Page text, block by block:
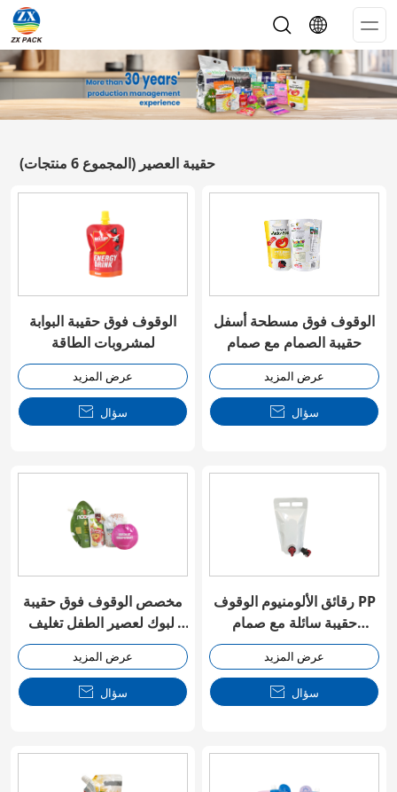
حقيبة العصير (المجموع 6 منتجات)
الوقوف فوق حقيبة البوابة
لمشروبات الطاقة
عرض المزيد
 سؤال
الوقوف فوق مسطحة أسفل
حقيبة الصمام مع صمام
عرض المزيد
 سؤال
مخصص الوقوف فوق حقيبة
البوك لعصير الطفل تغليف
الأغذية
عرض المزيد
 سؤال
رقائق الألومنيوم الوقوف PP
حقيبة سائلة مع صمام
الصنبور
عرض المزيد
 سؤال